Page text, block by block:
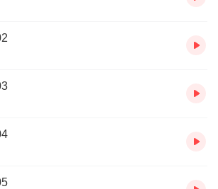
，前80集为免费试听，预计421集；购买成功
严禁翻录成任何形式，严禁在任何第三方平台
果你有任何问题，可以在微信搜索公众号
喜马拉雅付费精品】来随时咨询问题，也可